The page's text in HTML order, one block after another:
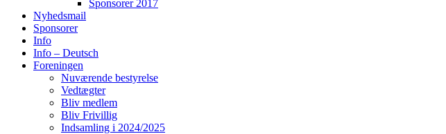
Sponsorer 2017
Nyhedsmail
Sponsorer
Info
Info – Deutsch
Foreningen
Nuværende bestyrelse
Vedtægter
Bliv medlem
Bliv Frivillig
Indsamling i 2024/2025